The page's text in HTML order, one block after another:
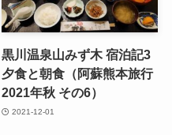
黒川温泉山みず木 宿泊記3
夕食と朝食（阿蘇熊本旅行
2021年秋 その6）
2021-12-01